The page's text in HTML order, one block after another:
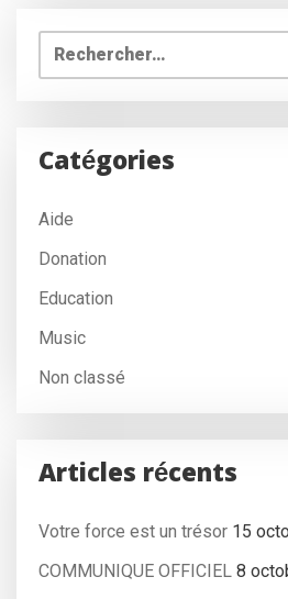
Rechercher :
Catégories
Aide
Donation
Education
Music
Non classé
Articles récents
Votre force est un trésor 15
COMMUNIQUE OFFICIEL 8